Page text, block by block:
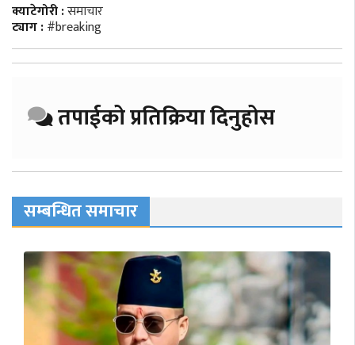
क्याटेगोरी :समाचार
ट्याग :#breaking
तपाईको प्रतिक्रिया दिनुहोस
सम्बन्धित समाचार